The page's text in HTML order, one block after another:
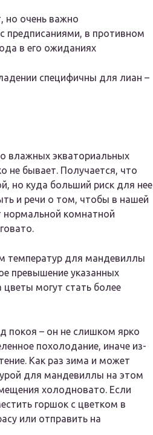
но очень важно
предписаниями, в противном
в его ожиданиях
специфичны для лиан –
влажных экваториальных
не бывает. Получается, что
но куда больший риск для нее
и речи о том, чтобы в нашей
нормальной комнатной
температур для мандевиллы
превышение указанных
могут стать более
покоя – он не слишком ярко
похолодание, иначе из-
Как раз зима и может
для мандевиллы на этом
холодновато. Если
горшок с цветком в
или отправить на